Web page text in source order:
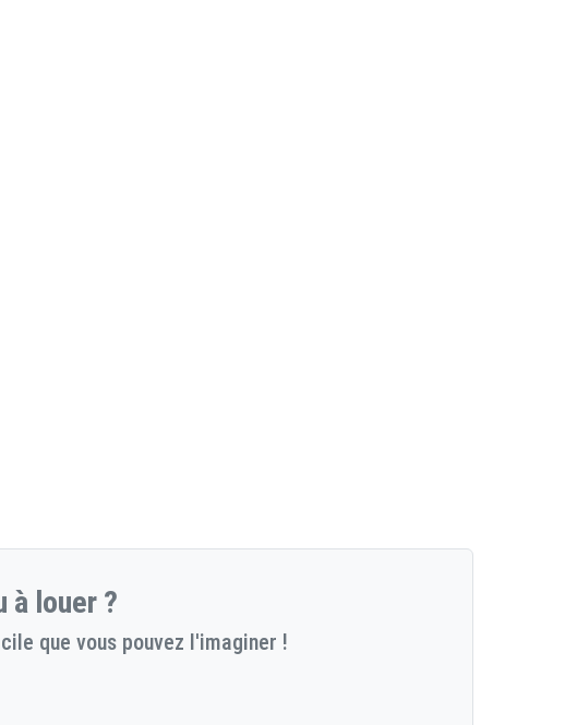
à louer ?
que vous pouvez l'imaginer !